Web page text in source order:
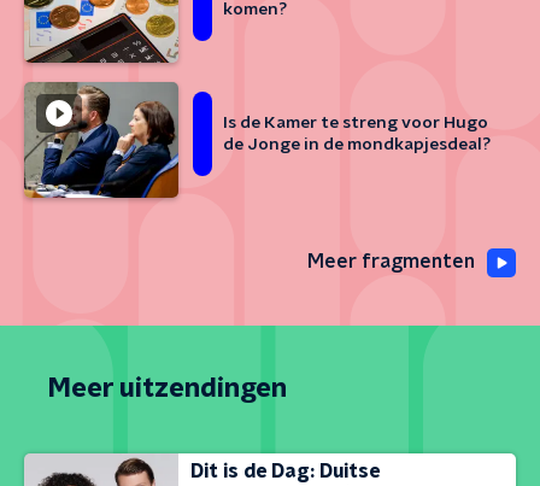
komen?
Is de Kamer te streng voor Hugo
de Jonge in de mondkapjesdeal?
Meer fragmenten
Meer uitzendingen
Dit is de Dag: Duitse